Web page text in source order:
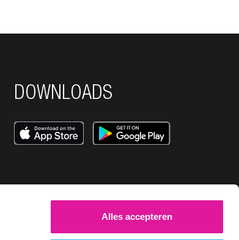
Alles accepteren
DOWNLOADS
SOCIAL MEDIA